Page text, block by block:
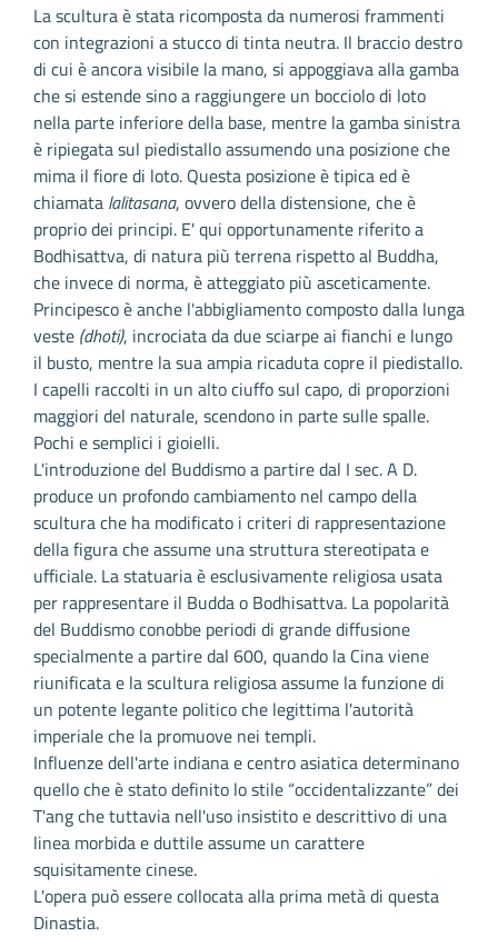
La scultura è stata ricomposta da numerosi frammenti
con integrazioni a stucco di tinta neutra. Il braccio destro
di cui è ancora visibile la mano, si appoggiava alla gamba
che si estende sino a raggiungere un bocciolo di loto
nella parte inferiore della base, mentre la gamba sinistra
è ripiegata sul piedistallo assumendo una posizione che
mima il fiore di loto. Questa posizione è tipica ed è
chiamata lalitasana, ovvero della distensione, che è
proprio dei principi. E' qui opportunamente riferito a
Bodhisattva, di natura più terrena rispetto al Buddha,
che invece di norma, è atteggiato più asceticamente.
Principesco è anche l'abbigliamento composto dalla lunga
veste (dhoti), incrociata da due sciarpe ai fianchi e lungo
il busto, mentre la sua ampia ricaduta copre il piedistallo.
I capelli raccolti in un alto ciuffo sul capo, di proporzioni
maggiori del naturale, scendono in parte sulle spalle.
Pochi e semplici i gioielli.
L'introduzione del Buddismo a partire dal I sec. A D.
produce un profondo cambiamento nel campo della
scultura che ha modificato i criteri di rappresentazione
della figura che assume una struttura stereotipata e
ufficiale. La statuaria è esclusivamente religiosa usata
per rappresentare il Budda o Bodhisattva. La popolarità
del Buddismo conobbe periodi di grande diffusione
specialmente a partire dal 600, quando la Cina viene
riunificata e la scultura religiosa assume la funzione di
un potente legante politico che legittima l'autorità
imperiale che la promuove nei templi.
Influenze dell'arte indiana e centro asiatica determinano
quello che è stato definito lo stile “occidentalizzante” dei
T'ang che tuttavia nell'uso insistito e descrittivo di una
linea morbida e duttile assume un carattere
squisitamente cinese.
L'opera può essere collocata alla prima metà di questa
Dinastia.